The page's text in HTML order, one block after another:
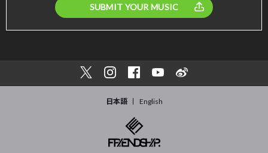
SUBMIT YOUR MUSIC
日本語 English